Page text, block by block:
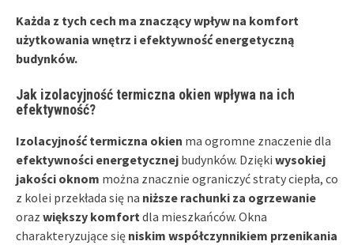
Każda z tych cech ma znaczący wpływ na komfort
użytkowania wnętrz i efektywność energetyczną
budynków.
Jak izolacyjność termiczna okien wpływa na ich
efektywność?
Izolacyjność termiczna okien ma ogromne znaczenie dla
efektywności energetycznej budynków. Dzięki wysokiej
jakości oknom można znacznie ograniczyć straty ciepła, co
z kolei przekłada się na niższe rachunki za ogrzewanie
oraz większy komfortdla mieszkańców. Okna
charakteryzujące się niskim współczynnikiem przenikania